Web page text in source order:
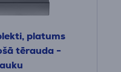
platums
tērauda -